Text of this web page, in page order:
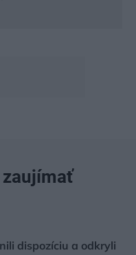
zaujímať
dispozíciu a odkryli